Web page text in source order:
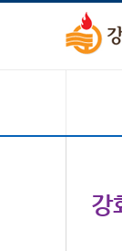
강